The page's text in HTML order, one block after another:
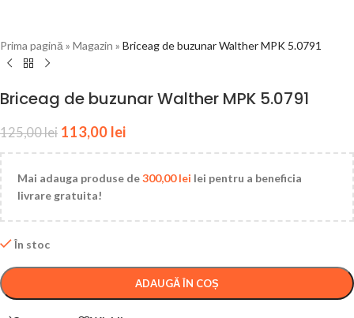
Prima pagină » Magazin » Briceag de buzunar Walther MPK 5.0791
Briceag de buzunar Walther MPK 5.0791
125,00lei 113,00 lei
Mai adauga produse de300,00lei lei pentru a beneficia
livrare gratuita!
În stoc
ADAUGĂ ÎN COȘ